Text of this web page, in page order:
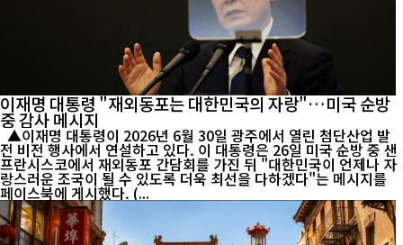
이재명 대통령 "재외동포는 대한민국의 자랑"…미국 순방
중 감사 메시지
▲이재명 대통령이 2026년 6월 30일 광주에서 열린 첨단산업 발
전 비전 행사에서 연설하고 있다. 이 대통령은 26일 미국 순방 중 샌
프란시스코에서 재외동포 간담회를 가진 뒤 "대한민국이 언제나 자
랑스러운 조국이 될 수 있도록 더욱 최선을 다하겠다"는 메시지를
페이스북에 게시했다. (...